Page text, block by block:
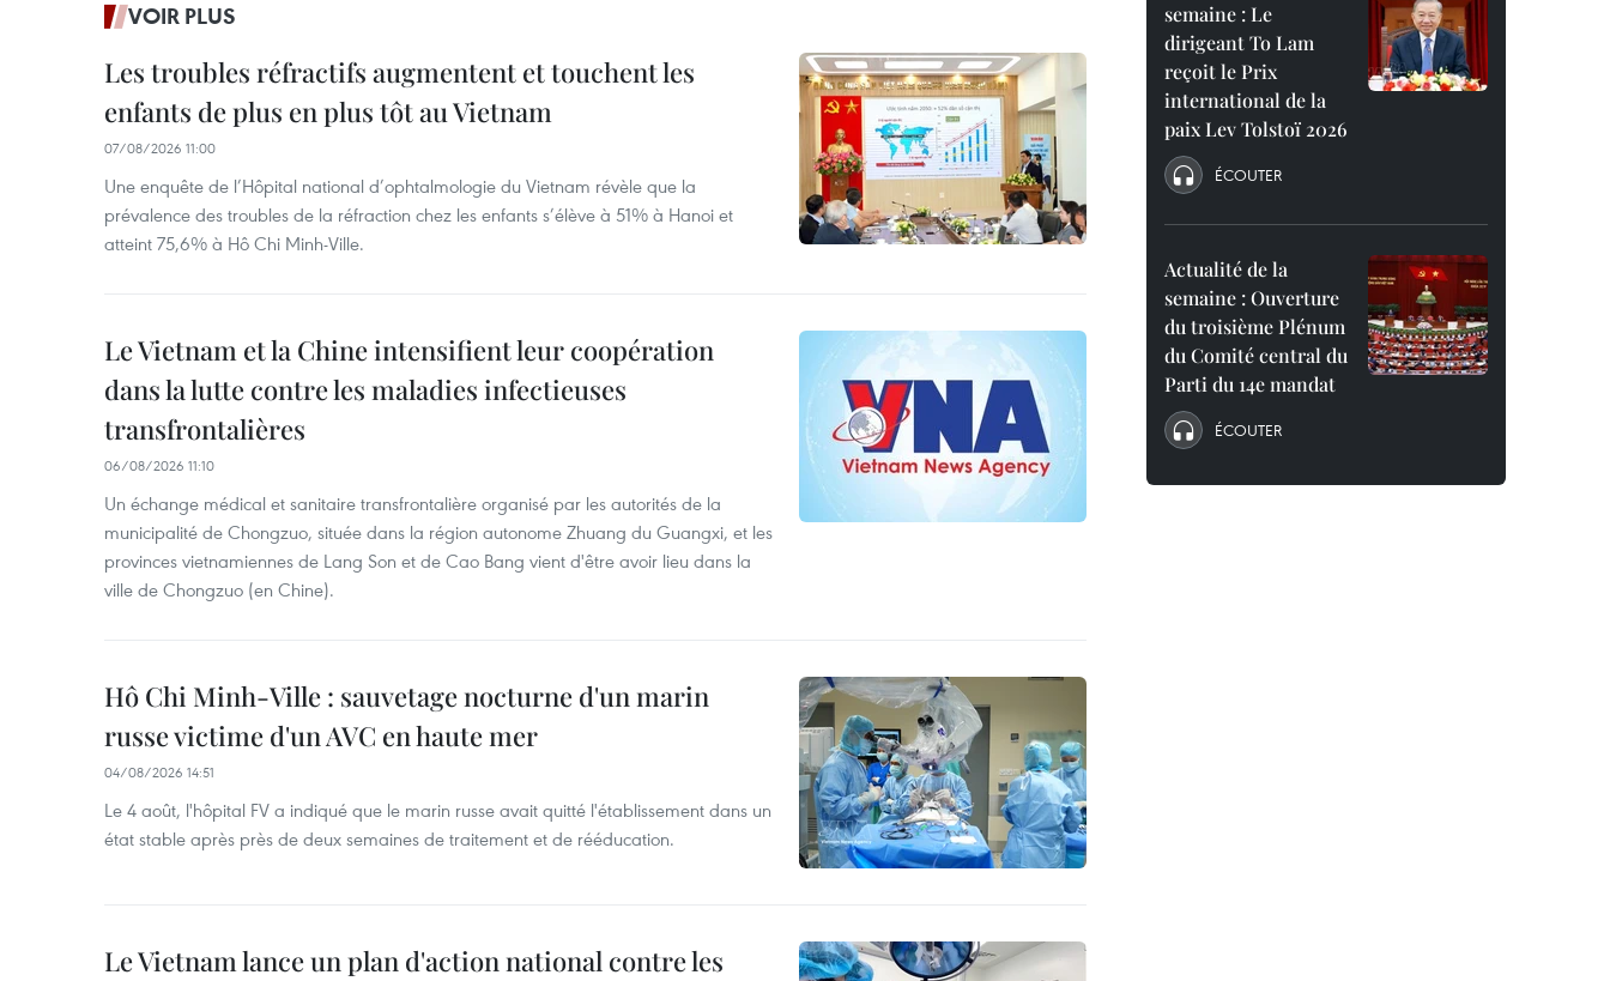
VOIR PLUS
Les troubles réfractifs augmentent et touchent les
enfants de plus en plus tôt au Vietnam
07/08/2026 11:00
Une enquête de l’Hôpital national d’ophtalmologie du Vietnam révèle que la
prévalence des troubles de la réfraction chez les enfants s’élève à 51% à Hanoi et
atteint 75,6% à Hô Chi Minh-Ville.
Le Vietnam et la Chine intensifient leur coopération
dans la lutte contre les maladies infectieuses
transfrontalières
06/08/2026 11:10
Un échange médical et sanitaire transfrontalière organisé par les autorités de la
municipalité de Chongzuo, située dans la région autonome Zhuang du Guangxi, et les
provinces vietnamiennes de Lang Son et de Cao Bang vient d'être avoir lieu dans la
ville de Chongzuo (en Chine).
Hô Chi Minh-Ville : sauvetage nocturne d'un marin
russe victime d'un AVC en haute mer
04/08/2026 14:51
Le 4 août, l'hôpital FV a indiqué que le marin russe avait quitté l'établissement dans un
état stable après près de deux semaines de traitement et de rééducation.
Le Vietnam lance un plan d'action national contre les
semaine : Le
dirigeant To Lam
reçoit le Prix
international de la
paix Lev Tolstoï 2026
ÉCOUTER
Actualité de la
semaine : Ouverture
du troisième Plénum
du Comité central du
Parti du 14e mandat
ÉCOUTER